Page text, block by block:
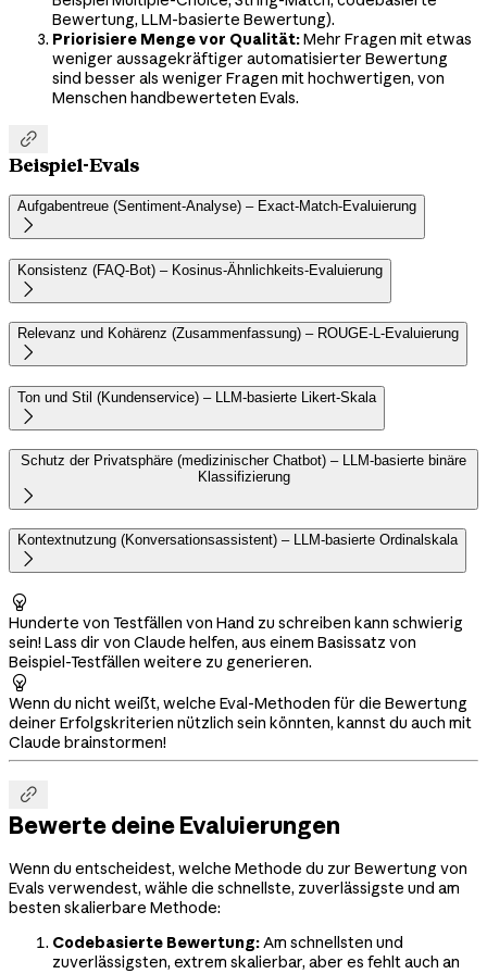
Bewertung, LLM-basierte Bewertung).
Priorisiere Menge vor Qualität:Mehr Fragen mit etwas
weniger aussagekräftiger automatisierter Bewertung
sind besser als weniger Fragen mit hochwertigen, von
Menschen handbewerteten Evals.

Beispiel-Evals
Aufgabentreue (Sentiment-Analyse) – Exact-Match-Evaluierung

Konsistenz (FAQ-Bot) – Kosinus-Ähnlichkeits-Evaluierung

Relevanz und Kohärenz (Zusammenfassung) – ROUGE-L-Evaluierung

Ton und Stil (Kundenservice) – LLM-basierte Likert-Skala

Schutz der Privatsphäre (medizinischer Chatbot) – LLM-basierte binäre
Klassifizierung

Kontextnutzung (Konversationsassistent) – LLM-basierte Ordinalskala


Hunderte von Testfällen von Hand zu schreiben kann schwierig
sein! Lass dir von Claude helfen, aus einem Basissatz von
Beispiel-Testfällen weitere zu generieren.

Wenn du nicht weißt, welche Eval-Methoden für die Bewertung
deiner Erfolgskriterien nützlich sein könnten, kannst du auch mit
Claude brainstormen!

Bewerte deine Evaluierungen
Wenn du entscheidest, welche Methode du zur Bewertung von
Evals verwendest, wähle die schnellste, zuverlässigste und am
besten skalierbare Methode:
Codebasierte Bewertung: Am schnellsten und
zuverlässigsten, extrem skalierbar, aber es fehlt auch an